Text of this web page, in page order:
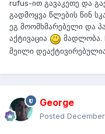
rufus-ით გავაკეთე და
გადმოყვა წლების წინ
ეგ მოომხმარებელი და
აქტივაცია
მადლობა.
მეილი
George
Posted